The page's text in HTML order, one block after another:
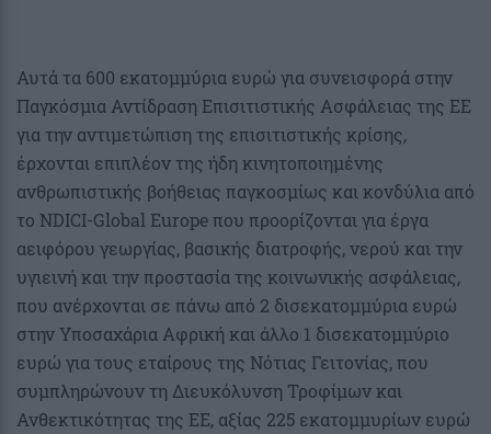
Αυτά τα 600 εκατομμύρια ευρώ για συνεισφορά στην
Παγκόσμια Αντίδραση Επισιτιστικής Ασφάλειας της ΕΕ
για την αντιμετώπιση της επισιτιστικής κρίσης,
έρχονται επιπλέον της ήδη κινητοποιημένης
ανθρωπιστικής βοήθειας παγκοσμίως και κονδύλια από
το NDICI-Global Europe που προορίζονται για έργα
αειφόρου γεωργίας, βασικής διατροφής, νερού και την
υγιεινή και την προστασία της κοινωνικής ασφάλειας,
που ανέρχονται σε πάνω από 2 δισεκατομμύρια ευρώ
στην Υποσαχάρια Αφρική και άλλο 1 δισεκατομμύριο
ευρώ για τους εταίρους της Νότιας Γειτονίας, που
συμπληρώνουν τη Διευκόλυνση Τροφίμων και
Ανθεκτικότητας της ΕΕ, αξίας 225 εκατομμυρίων ευρώ